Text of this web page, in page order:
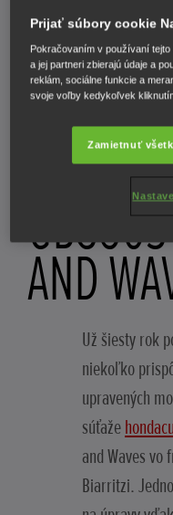
23.06.25
SÚŤAŽ
AND
Už šiesty rok
niekoľko
upravených
súťaže
and Waves vo
Biarritzi.
Prijať súbory cookie
Pokračovaním v používaní
a jej partneri zbierajú údaje a
reklám, sociálne funkcie a
svoje voľby kedykoľvek
Zamietnuť